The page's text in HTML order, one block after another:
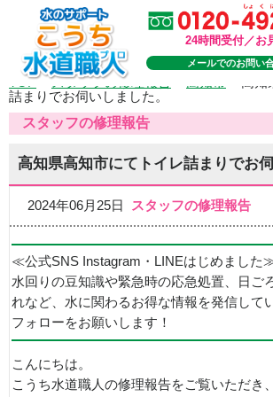
24時間受付／お
メールでのお問い
TOP>スタッフの修理報告
詰まりでお伺いしました。
スタッフの修理報告
高知県高知市にてトイレ詰まりでお伺
2024年06月25日 スタッフの修理報告
≪公式SNS Instagram・LINEはじめました
水回りの豆知識や緊急時の応急処置、日ご
れなど、水に関わるお得な情報を発信して
フォローをお願いします！
こんにちは。
こうち水道職人の修理報告をご覧いただき